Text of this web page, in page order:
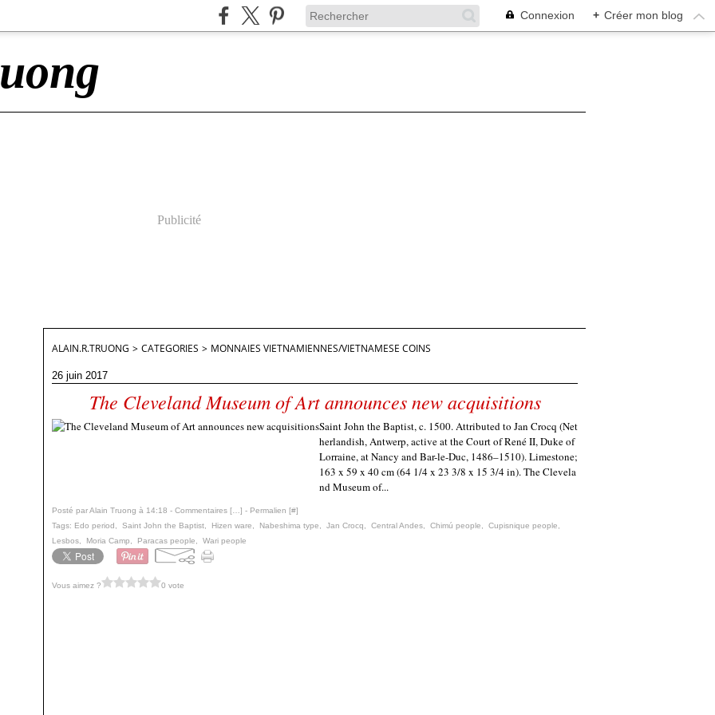
Connexion + Créer mon blog
Publicité
ALAIN.R.TRUONG > CATEGORIES > MONNAIES VIETNAMIENNES/VIETNAMESE COINS
26 juin 2017
The Cleveland Museum of Art announces new acquisitions
Saint John the Baptist, c. 1500. Attributed to Jan Crocq (Net
herlandish, Antwerp, active at the Court of René II, Duke of
Lorraine, at Nancy and Bar-le-Duc, 1486–1510). Limestone;
163 x 59 x 40 cm (64 1/4 x 23 3/8 x 15 3/4 in). The Clevela
nd Museum of...
Posté par Alain Truong à 14:18 - Commentaires [ ] - Permalien [#]
Tags: Edo period Saint John the Baptist Hizen ware Nabeshima type Jan Crocq Central Andes Chimú people Cupisnique people
Lesbos
Moria Camp Paracas people Wari people
Vous aimez ? 0 vote